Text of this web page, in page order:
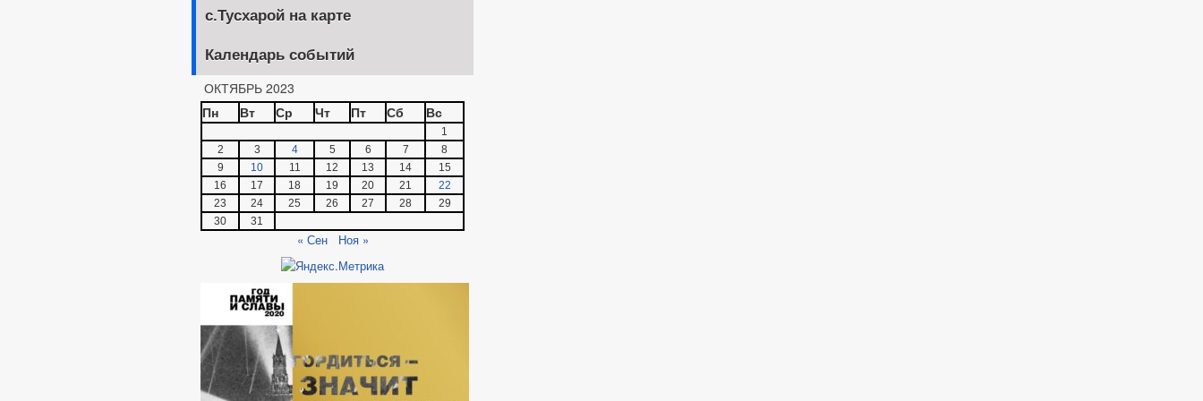
с.Тусхарой на карте
Календарь событий
ОКТЯБРЬ 2023
Пн
Вт Ср Чт Пт Сб Вс
1
2
3 4 5 6 7
8
9
10 11 12 13 14
15
16
17 18 19 20 21
22
23
24 25 26 27 28
29
30
31
« Сен Ноя »